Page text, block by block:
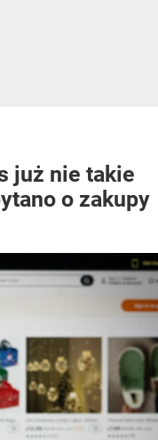
już nie takie
o zakupy